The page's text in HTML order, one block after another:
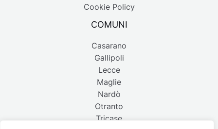
Cookie Policy
COMUNI
Casarano
Gallipoli
Lecce
Maglie
Nardò
Otranto
Tricase